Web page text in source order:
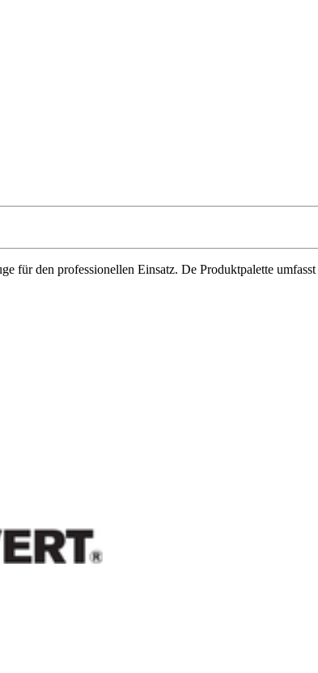
für den professionellen Einsatz. De Produktpalette